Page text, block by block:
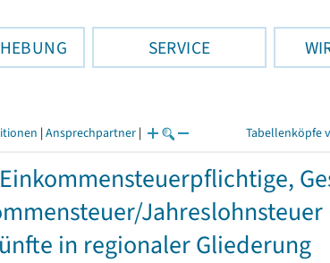
SERVICE
| Ansprechpartner | Tabellenköpfe
in regionaler Gliederung